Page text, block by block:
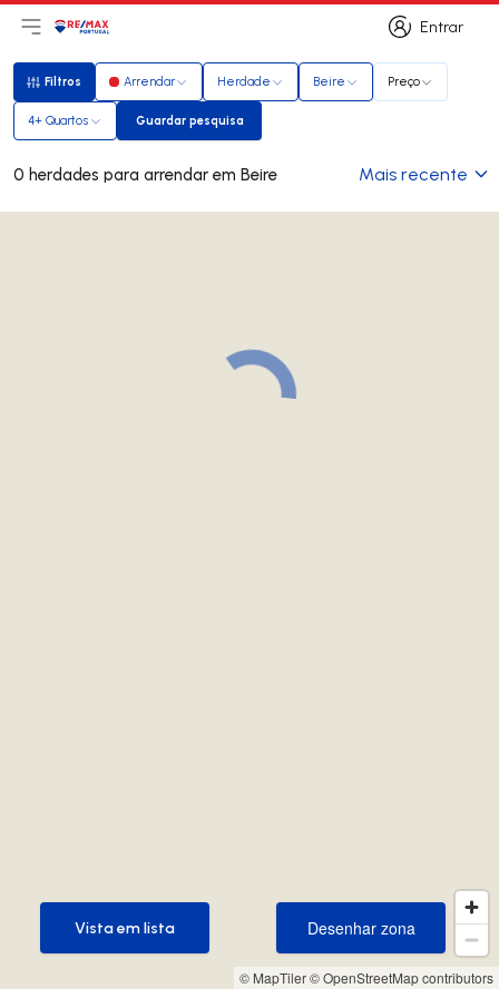
Entrar
Entrar
Abri menu principal
LogoIr para página inicial
Filtros
Filtros Arrendar Herdade Beire Preço
4+ Quartos Guardar pesquisa
Guardar pesquisa
0 herdades para arrendar em Beire Mais recente
© MapTiler© OpenStreetMap contributors
Desenhar zona
Desenhar zona
Vista em lista
Vista em lista